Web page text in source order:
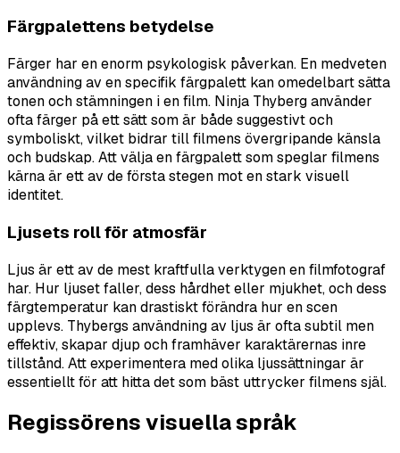
Färgpalettens betydelse
Färger har en enorm psykologisk påverkan. En medveten
användning av en specifik färgpalett kan omedelbart sätta
tonen och stämningen i en film. Ninja Thyberg använder
ofta färger på ett sätt som är både suggestivt och
symboliskt, vilket bidrar till filmens övergripande känsla
och budskap. Att välja en färgpalett som speglar filmens
kärna är ett av de första stegen mot en stark visuell
identitet.
Ljusets roll för atmosfär
Ljus är ett av de mest kraftfulla verktygen en filmfotograf
har. Hur ljuset faller, dess hårdhet eller mjukhet, och dess
färgtemperatur kan drastiskt förändra hur en scen
upplevs. Thybergs användning av ljus är ofta subtil men
effektiv, skapar djup och framhäver karaktärernas inre
tillstånd. Att experimentera med olika ljussättningar är
essentiellt för att hitta det som bäst uttrycker filmens själ.
Regissörens visuella språk